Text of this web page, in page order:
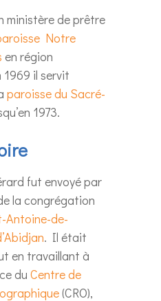
ministère de prêtre
Notre
en région
1969 il servit
paroisse du Sacré-
1973.
fut envoyé par
la congrégation
Antoine-de-
. Il était
en travaillant à
du Centre de
(CRO),